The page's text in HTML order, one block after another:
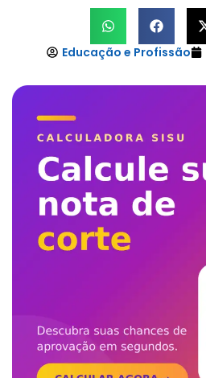
Educação e Profissão